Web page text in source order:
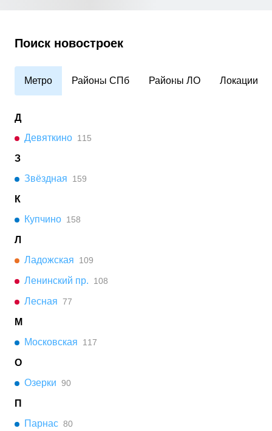
Поиск новостроек
Метро Районы СПб Районы ЛО Локации
Д
Девяткино 115
З
Звёздная
159
К
Купчино 158
Л
Ладожская
109
Ленинский пр. 108
Лесная 77
М
Московская
117
О
Озерки 90
П
Парнас 80